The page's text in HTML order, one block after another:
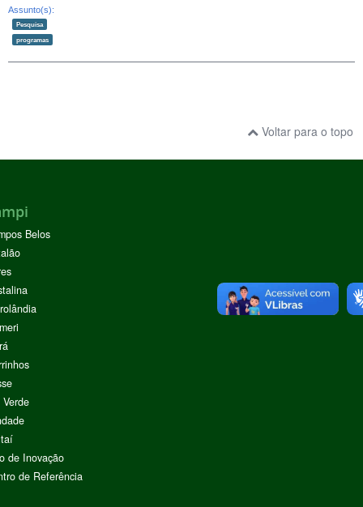
Assunto(s):
Pesquisa
programas
Voltar para o topo
Belos
de Inovação
de Referência